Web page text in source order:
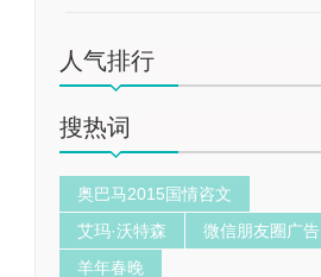
人气排行
搜热词
奥巴马2015国情咨文
艾玛·沃特森
微信朋友圈广告
羊年春晚